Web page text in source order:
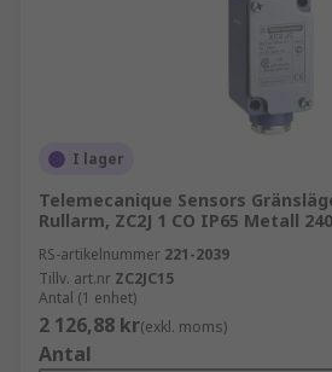
I lager
Telemecanique Sensors
Rullarm, ZC2J 1 CO IP65 Metall
RS-artikelnummer 221-2039
Tillv. art.nr ZC2JC15
Antal (1 enhet)
2 126,88 kr(exkl. moms)
Antal